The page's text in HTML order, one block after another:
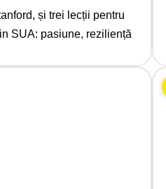
și trei lecții pentru
SUA: pasiune, reziliență